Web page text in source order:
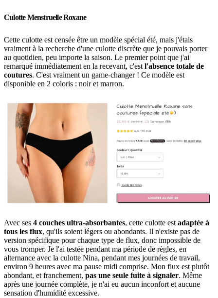
Culotte Menstruelle Roxane
Cette culotte est censée être un modèle spécial été, mais j'étais
vraiment à la recherche d'une culotte discrète que je pouvais porter
au quotidien, peu importe la saison. Le premier point que j'ai
remarqué immédiatement en la recevant, c'est l'absence totale de
coutures. C'est vraiment un game-changer ! Ce modèle est
disponible en 2 coloris : noir et marron.
Avec ses 4 couches ultra-absorbantes, cette culotte est adaptée à
tous les flux, qu'ils soient légers ou abondants. Il n'existe pas de
version spécifique pour chaque type de flux, donc impossible de
vous tromper. Je l'ai testée pendant ma période de règles, en
alternance avec la culotte Nina, pendant mes journées de travail,
environ 9 heures avec ma pause midi comprise. Mon flux est plutôt
abondant, et franchement, pas une seule fuite à signaler. Même
après une journée complète, je n'ai eu aucun inconfort et aucune
sensation d'humidité excessive.